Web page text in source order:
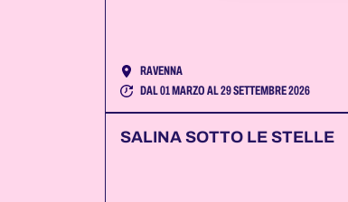
RAVENNA
DAL 01 MARZO AL 29 SETTEMBRE 2026
SALINA SOTTO LE STELLE